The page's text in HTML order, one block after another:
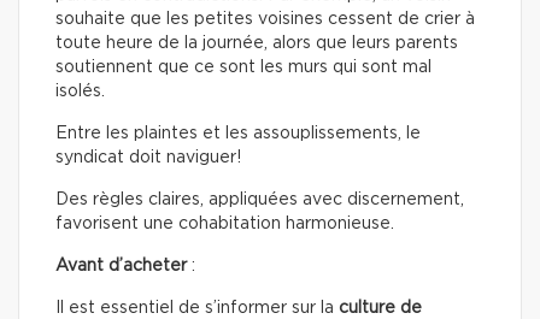
souhaite que les petites voisines cessent de crier à
toute heure de la journée, alors que leurs parents
soutiennent que ce sont les murs qui sont mal
isolés.
Entre les plaintes et les assouplissements, le
syndicat doit naviguer!
Des règles claires, appliquées avec discernement,
favorisent une cohabitation harmonieuse.
Avant d’acheter :
Il est essentiel de s’informer sur la culture de